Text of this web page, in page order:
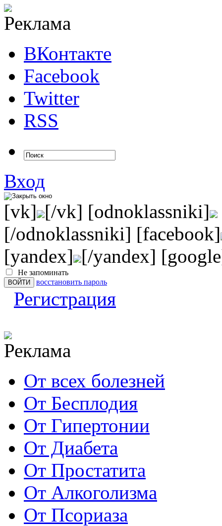
ВКонтакте
Facebook
Twitter
RSS
Вход
[vk] [/vk] [odnoklassniki]
[/odnoklassniki] [facebook]
[yandex] [/yandex]
Не запоминать
восстановить пароль
Регистрация
От всех болезней
От Бесплодия
От Гипертонии
От Диабета
От Простатита
От Алкоголизма
От Псориаза